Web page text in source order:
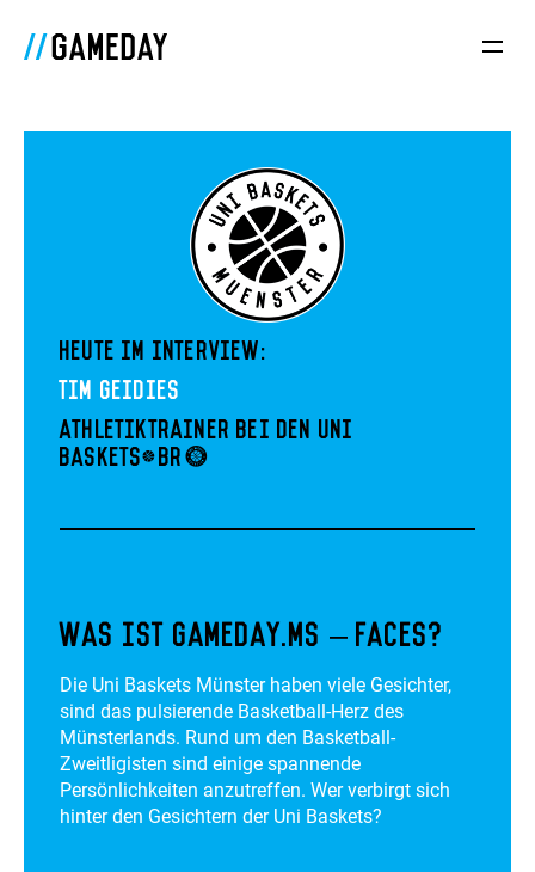
Heute im Interview:
Tim Geidies
Athletiktrainer bei den Uni
Baskets<br>
Was ist gameday.ms – faces?
Die Uni Baskets Münster haben viele Gesichter,
sind das pulsierende Basketball-Herz des
Münsterlands. Rund um den Basketball-
Zweitligisten sind einige spannende
Persönlichkeiten anzutreffen. Wer verbirgt sich
hinter den Gesichtern der Uni Baskets?